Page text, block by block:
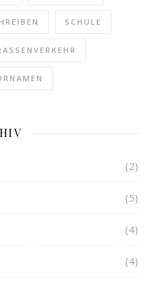
SCHULE
(2)
(5)
(4)
(4)